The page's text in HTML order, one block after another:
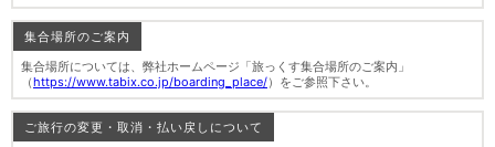
集合場所のご案内
集合場所については、弊社ホームページ「旅っくす集合場所のご案内」
（https://www.tabix.co.jp/boarding_place/）をご参照下さい。
ご旅行の変更・取消・払い戻しについて